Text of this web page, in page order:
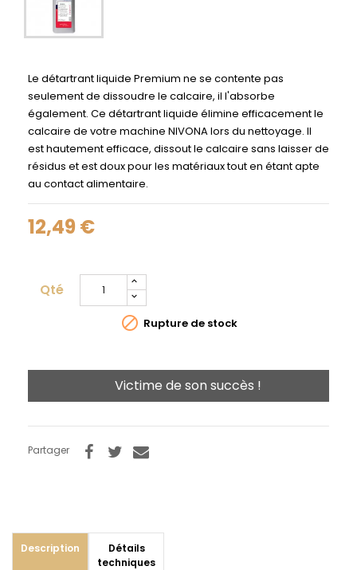
Le détartrant liquide Premium ne se contente pas
seulement de dissoudre le calcaire, il l'absorbe
également. Ce détartrant liquide élimine efficacement le
calcaire de votre machine NIVONA lors du nettoyage. Il
est hautement efficace, dissout le calcaire sans laisser de
résidus et est doux pour les matériaux tout en étant apte
au contact alimentaire.
12,49 €
Qté
 Rupture de stock
Victime de son succès !
Partager
Description
Détails
techniques